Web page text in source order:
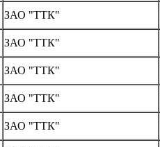
ЗАО "ТТК"
ЗАО "ТТК"
ЗАО "ТТК"
ЗАО "ТТК"
ЗАО "ТТК"